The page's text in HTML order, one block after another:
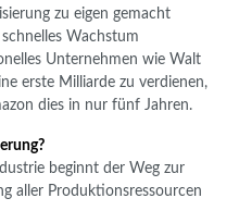
zu eigen gemacht
Wachstum
Unternehmen wie Walt
erste Milliarde zu verdienen,
dies in nur fünf Jahren.
beginnt der Weg zur
aller Produktionsressourcen